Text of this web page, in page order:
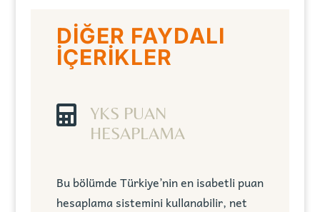
DİĞER FAYDALI
İÇERİKLER

YKS PUAN
HESAPLAMA
Bu bölümde Türkiye’nin en isabetli puan
hesaplama sistemini kullanabilir, net